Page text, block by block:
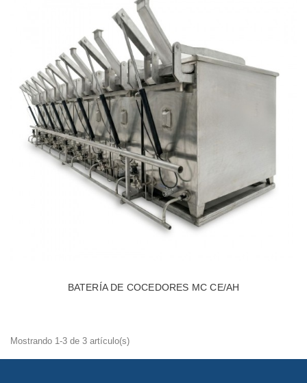
BATERÍA DE COCEDORES MC CE/AH
Mostrando 1-3 de 3 artículo(s)